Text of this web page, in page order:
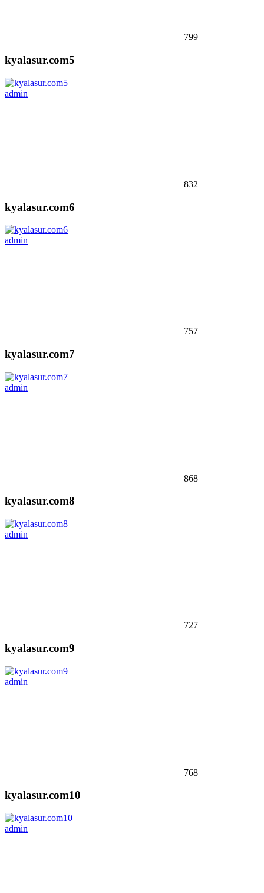
799
kyalasur.com5
admin
832
kyalasur.com6
admin
757
kyalasur.com7
admin
868
kyalasur.com8
admin
727
kyalasur.com9
admin
768
kyalasur.com10
admin